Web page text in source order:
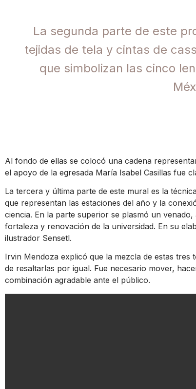
La segunda parte de este
tejidas de tela y cintas de
que simbolizan las cinco
Al fondo de ellas se colocó una cadena
el apoyo de la egresada María Isabel Casillas fue
La tercera y última parte de este mural es la
que representan las estaciones del año y la
ciencia. En la parte superior se plasmó un
fortaleza y renovación de la universidad. En su
ilustrador Sensetl.
Irvin Mendoza explicó que la mezcla de estas
de resaltarlas por igual. Fue necesario mover,
combinación agradable ante el público.